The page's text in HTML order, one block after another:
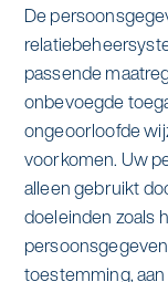
De
passende
onbevoegde
ongeoorloofde
voorkomen. Uw
alleen gebruikt
doeleinden zoals
toestemming,